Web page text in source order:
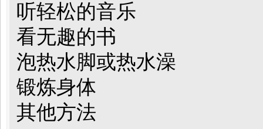
听轻松的音乐
看无趣的书
泡热水脚或热水澡
锻炼身体
其他方法